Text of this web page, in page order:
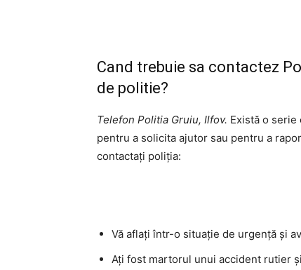
Cand trebuie sa contactez
de politie?
Telefon Politia Gruiu, Ilfov. Există o
pentru a solicita ajutor sau pentru a
contactați poliția:
Vă aflați într-o situație de urgență și
Ați fost martorul unui accident rutier